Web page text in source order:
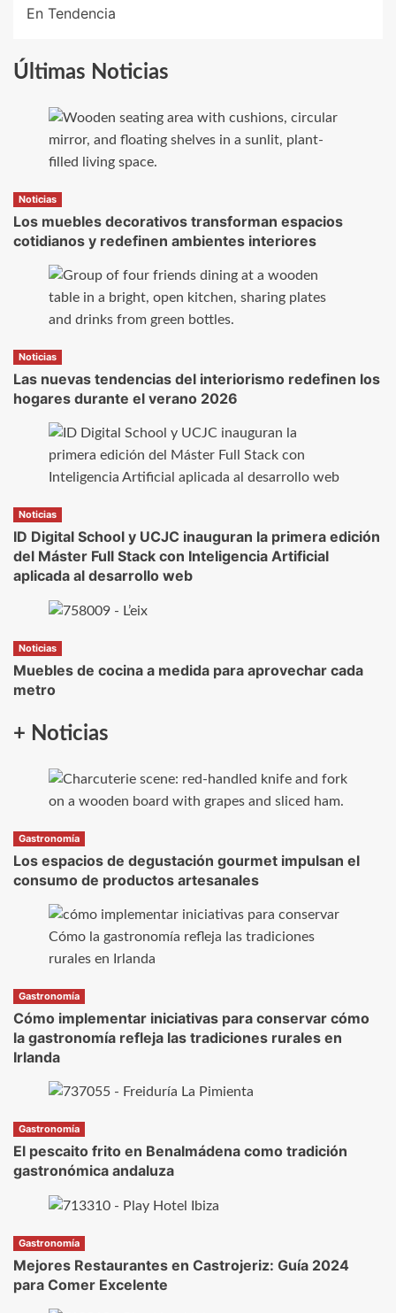
En Tendencia
Últimas Noticias
Noticias
Los muebles decorativos transforman espacios
cotidianos y redefinen ambientes interiores
Noticias
Las nuevas tendencias del interiorismo redefinen los
hogares durante el verano 2026
Noticias
ID Digital School y UCJC inauguran la primera edición
del Máster Full Stack con Inteligencia Artificial
aplicada al desarrollo web
Noticias
Muebles de cocina a medida para aprovechar cada
metro
+ Noticias
Gastronomía
Los espacios de degustación gourmet impulsan el
consumo de productos artesanales
Gastronomía
Cómo implementar iniciativas para conservar cómo
la gastronomía refleja las tradiciones rurales en
Irlanda
Gastronomía
El pescaito frito en Benalmádena como tradición
gastronómica andaluza
Gastronomía
Mejores Restaurantes en Castrojeriz: Guía 2024
para Comer Excelente